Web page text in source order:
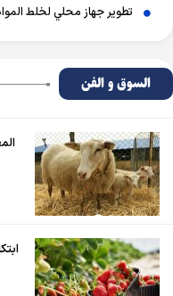
تطوير جهاز محلي لخلط المواد
السوق و الفن